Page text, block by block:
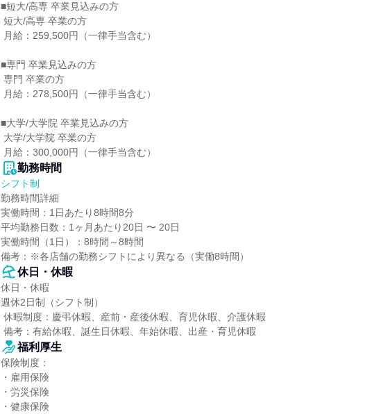
■短大/高専 卒業見込みの方
■専門 卒業見込みの方
■大学/大学院 卒業見込みの方
月給：300,000円（一律手当含む）
勤務時間
シフト制
勤務時間詳細
実働時間：1日あたり8時間8分
平均勤務日数：1ヶ月あたり20日 〜 20日
実働時間（1日）：8時間～8時間
備考：※各店舗の勤務シフトにより異なる（実働8時間）
休日・休暇
休日・休暇
週休2日制（シフト制）
備考：有給休暇、誕生日休暇、年始休暇、出産・育児休暇
福利厚生
保険制度：
・雇用保険
・労災保険
・健康保険